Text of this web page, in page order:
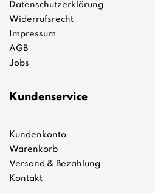
Datenschutzerklärung
Widerrufsrecht
Impressum
AGB
Jobs
Kundenservice
Kundenkonto
Warenkorb
Versand & Bezahlung
Kontakt